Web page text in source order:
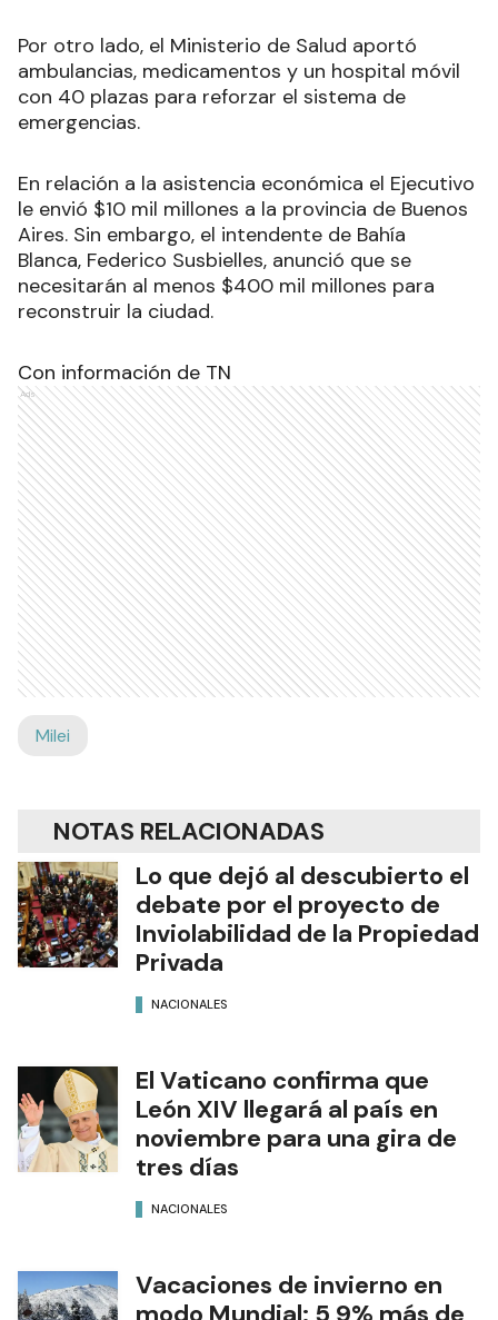
Por otro lado, el Ministerio de Salud aportó
ambulancias, medicamentos y un hospital móvil
con 40 plazas para reforzar el sistema de
emergencias.
En relación a la asistencia económica el Ejecutivo
le envió $10 mil millones a la provincia de Buenos
Aires. Sin embargo, el intendente de Bahía
Blanca, Federico Susbielles, anunció que se
necesitarán al menos $400 mil millones para
reconstruir la ciudad.
Con información de TN
Ads
Milei
NOTAS RELACIONADAS
Lo que dejó al descubierto el
debate por el proyecto de
Inviolabilidad de la Propiedad
Privada
NACIONALES
El Vaticano confirma que
León XIV llegará al país en
noviembre para una gira de
tres días
NACIONALES
Vacaciones de invierno en